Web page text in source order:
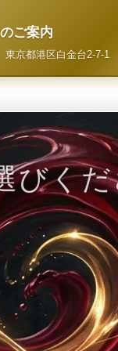
ご案内
東京都港区白金台2-7-1
びく